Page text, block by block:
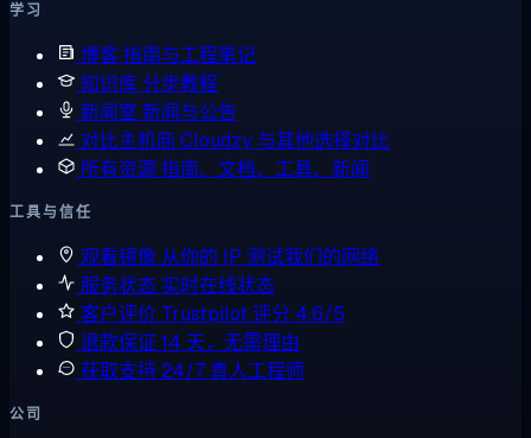
学习
博客指南与工程笔记
知识库 分步教程
新闻室 新闻与公告
对比主机商 Cloudzy 与其他选择对比
所有资源指南、文档、工具、新闻
工具与信任
观看镜像 从你的 IP 测试我们的网络
服务状态 实时在线状态
客户评价 Trustpilot 评分 4.6/5
退款保证 14 天，无需理由
获取支持 24/7 真人工程师
公司